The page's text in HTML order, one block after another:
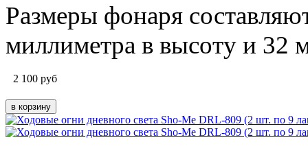
Размеры фонаря
миллиметра в высоту и 32
2 100 руб